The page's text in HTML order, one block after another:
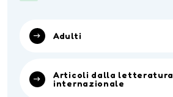
Adulti
Articoli dalla letteratura
internazionale